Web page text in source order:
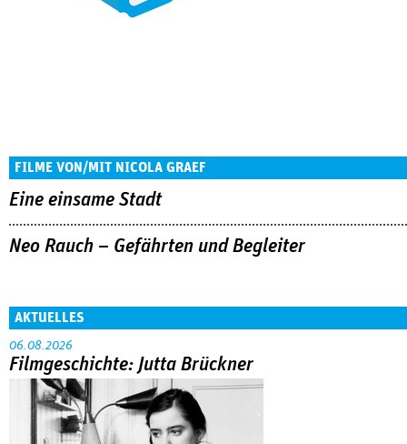
FILME VON/MIT NICOLA GRAEF
Eine einsame Stadt
Neo Rauch – Gefährten und Begleiter
AKTUELLES
06.08.2026
Filmgeschichte: Jutta Brückner